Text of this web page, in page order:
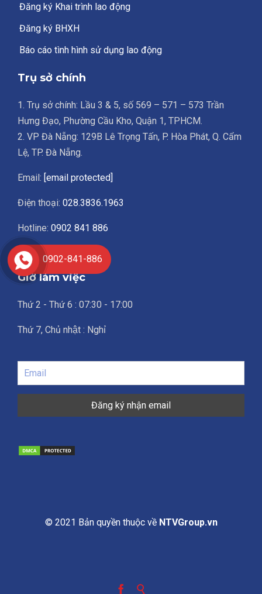
Đăng ký Khai trình lao động
Đăng ký BHXH
Báo cáo tình hình sử dụng lao động
Trụ sở chính
1. Trụ sở chính: Lầu 3 & 5, số 569 – 571 – 573 Trần
Hưng Đạo, Phường Cầu Kho, Quận 1, TPHCM.
2. VP Đà Nẵng: 129B Lê Trọng Tấn, P. Hòa Phát, Q. Cẩm
Lệ, TP. Đà Nẵng.
Email: [email protected]
Điện thoại: 028.3836.1963
Hotline: 0902 841 886
Góp ý:0939 790 886
Giờ làm việc
Thứ 2 - Thứ 6 : 07:30 - 17:00
Thứ 7, Chủ nhật : Nghỉ
© 2021 Bản quyền thuộc về NTVGroup.vn
 
0902-841-886